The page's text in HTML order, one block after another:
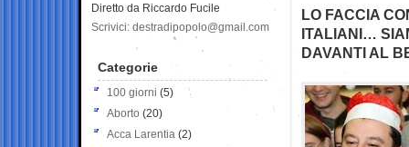
LO FACCIA
ITALIANI…
DAVANTI AL
Diretto da Riccardo Fucile
Scrivici: destradipopolo@gmail.com
Categorie
100 giorni (5)
Aborto (20)
Acca Larentia (2)